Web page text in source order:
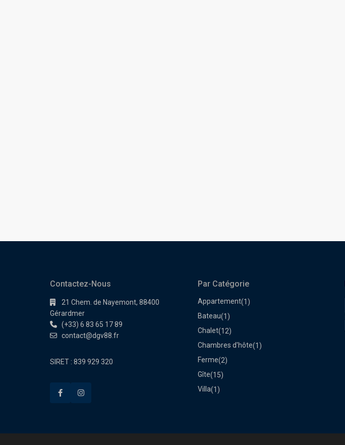
Contactez-Nous
21 Chem. de Nayemont, 88400
Gérardmer
(+33) 6 83 65 17 89
contact@dgv88.fr
SIRET : 839 929 320
Par Catégorie
Appartement(1)
Bateau(1)
Chalet(12)
Chambres d'hôte(1)
Ferme(2)
Gîte(15)
Villa(1)